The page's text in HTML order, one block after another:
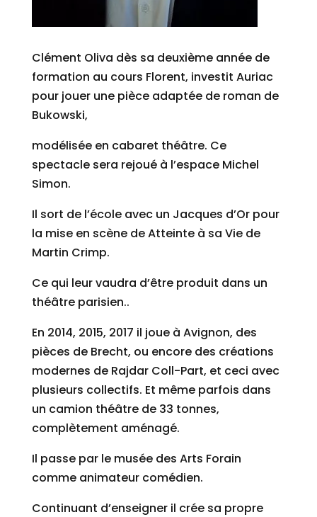
Clément Oliva dès sa deuxième année de
formation au cours Florent, investit Auriac
pour jouer une pièce adaptée de roman de
Bukowski,
modélisée en cabaret théâtre. Ce
spectacle sera rejoué à l’espace Michel
Simon.
Il sort de l’école avec un Jacques d’Or pour
la mise en scène de Atteinte à sa Vie de
Martin Crimp.
Ce qui leur vaudra d’être produit dans un
théâtre parisien..
En 2014, 2015, 2017 il joue à Avignon, des
pièces de Brecht, ou encore des créations
modernes de Rajdar Coll-Part, et ceci avec
plusieurs collectifs. Et même parfois dans
un camion théâtre de 33 tonnes,
complètement aménagé.
Il passe par le musée des Arts Forain
comme animateur comédien.
Continuant d’enseigner il crée sa propre